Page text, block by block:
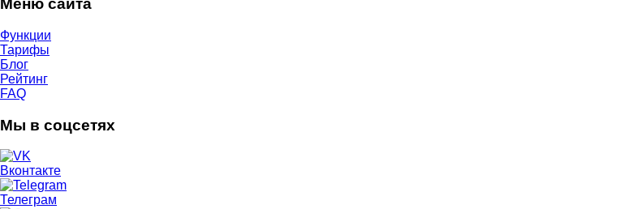
Меню сайта
Функции
Тарифы
Блог
Рейтинг
FAQ
Мы в соцсетях
Вконтакте
Телеграм